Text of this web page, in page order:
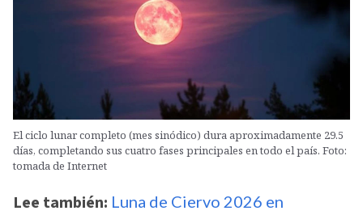
El ciclo lunar completo (mes sinódico) dura aproximadamente 29.5
días, completando sus cuatro fases principales en todo el país. Foto:
tomada de Internet
Lee también: Luna de Ciervo 2026 en